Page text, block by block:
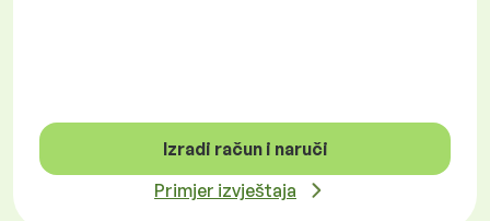
Izradi račun i naruči
Primjer izvještaja